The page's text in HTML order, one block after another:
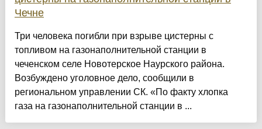
Чечне
Три человека погибли при взрыве цистерны с
топливом на газонаполнительной станции в
чеченском селе Новотерское Наурского района.
Возбуждено уголовное дело, сообщили в
региональном управлении СК. «По факту хлопка
газа на газонаполнительной станции в ...